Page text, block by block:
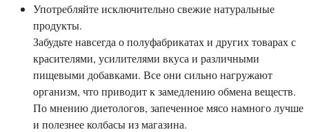
Употребляйте исключительно свежие натуральные
продукты.
Забудьте навсегда о полуфабрикатах и других товарах с
красителями, усилителями вкуса и различными
пищевыми добавками. Все они сильно нагружают
организм, что приводит к замедлению обмена веществ.
По мнению диетологов, запеченное мясо намного лучше
и полезнее колбасы из магазина.